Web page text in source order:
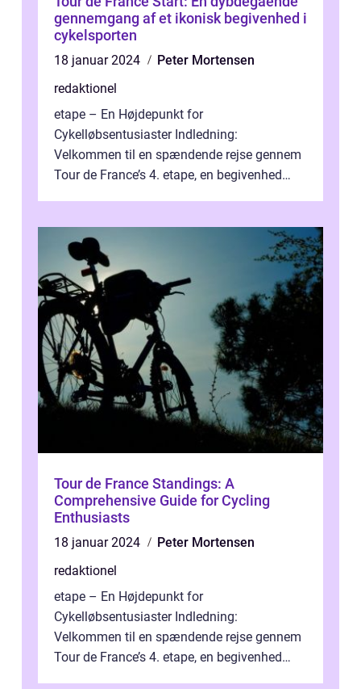
gennemgang af et ikonisk begivenhed i
cykelsporten
18 januar 2024
Peter Mortensen
redaktionel
etape – En Højdepunkt for
Cykelløbsentusiaster Indledning:
Velkommen til en spændende rejse gennem
Tour de France’s 4. etape, en begivenhed
Tour de France Standings: A
Comprehensive Guide for Cycling
Enthusiasts
18 januar 2024
Peter Mortensen
redaktionel
etape – En Højdepunkt for
Cykelløbsentusiaster Indledning:
Velkommen til en spændende rejse gennem
Tour de France’s 4. etape, en begivenhed